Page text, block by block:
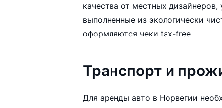
качества от местных
выполненные из экологически
оформляются чеки tax-free.
Транспорт и
Для аренды авто в Норвегии